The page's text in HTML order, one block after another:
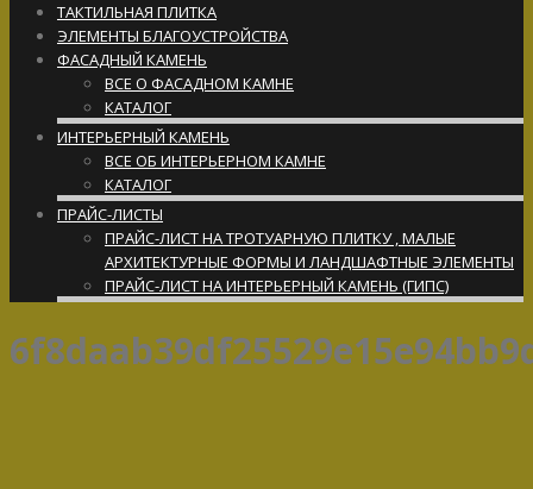
ТАКТИЛЬНАЯ ПЛИТКА
ЭЛЕМЕНТЫ БЛАГОУСТРОЙСТВА
ФАСАДНЫЙ КАМЕНЬ
ВСЕ О ФАСАДНОМ КАМНЕ
КАТАЛОГ
ИНТЕРЬЕРНЫЙ КАМЕНЬ
ВСЕ ОБ ИНТЕРЬЕРНОМ КАМНЕ
КАТАЛОГ
ПРАЙС-ЛИСТЫ
ПРАЙС-ЛИСТ НА ТРОТУАРНУЮ ПЛИТКУ , МАЛЫЕ
АРХИТЕКТУРНЫЕ ФОРМЫ И ЛАНДШАФТНЫЕ ЭЛЕМЕНТЫ
ПРАЙС-ЛИСТ НА ИНТЕРЬЕРНЫЙ КАМЕНЬ (ГИПС)